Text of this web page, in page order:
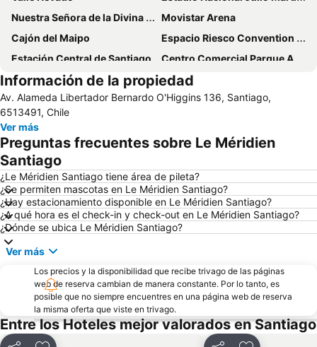
Nuestra Señora de la Divina Providencia
Movistar Arena
Cajón del Maipo
Espacio Riesco Convention Center
Estación Central de Santiago
Centro Comercial Parque Arauco
Estadio Monumental David Arellano
Barrio Lastarria
Parque Bustamante
Cerro San Cristóbal
La Parva
El Colorado
Barrio Bellavista
Plaza de Armas
Centro Comercial Mall del Centro
Metro de Santiago
Información de la propiedad
Av. Alameda Libertador Bernardo O'Higgins 136, Santiago,
6513491, Chile
Ver más
Preguntas frecuentes sobre Le Méridien
Santiago
¿Le Méridien Santiago tiene área de pileta?
¿Se permiten mascotas en Le Méridien Santiago?
¿Hay estacionamiento disponible en Le Méridien Santiago?
¿A qué hora es el check-in y check-out en Le Méridien Santiago?
¿Dónde se ubica Le Méridien Santiago?
Ver más
Los precios y la disponibilidad que recibe trivago de las páginas
web de reserva cambian de manera constante. Por lo tanto, es
posible que no siempre encuentres en una página web de reserva
la misma oferta que viste en trivago.
Entre los Hoteles mejor valorados en Santiago